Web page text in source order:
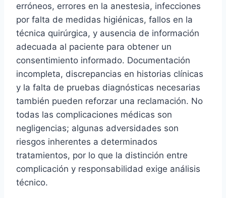
erróneos, errores en la anestesia, infecciones
por falta de medidas higiénicas, fallos en la
técnica quirúrgica, y ausencia de información
adecuada al paciente para obtener un
consentimiento informado. Documentación
incompleta, discrepancias en historias clínicas
y la falta de pruebas diagnósticas necesarias
también pueden reforzar una reclamación. No
todas las complicaciones médicas son
negligencias; algunas adversidades son
riesgos inherentes a determinados
tratamientos, por lo que la distinción entre
complicación y responsabilidad exige análisis
técnico.